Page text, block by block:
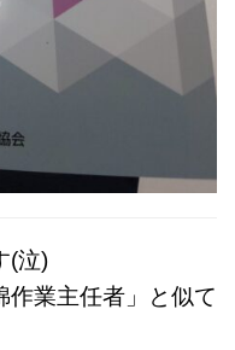
(泣)
作業主任者」と似て